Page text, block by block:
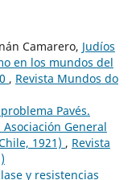
Camarero, Judíos
en los mundos del
, Revista Mundos do
Pavés.
General
1921) , Revista
y resistencias